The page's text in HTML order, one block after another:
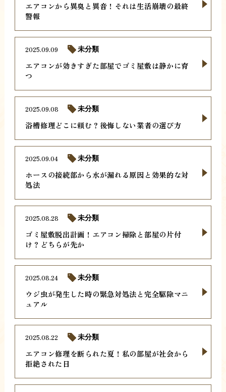
エアコンから異臭と異音！それは生活崩壊の最終
警報
エアコンが効きすぎた部屋でゴミ屋敷は静かに育
つ
2025.09.09 未分類
浴槽修理どこに頼む？後悔しない業者の選び方
2025.09.08 未分類
ホースの接続部から水が漏れる原因と効果的な対
処法
2025.09.04 未分類
ゴミ屋敷脱出計画！エアコン掃除と部屋の片付
け？どちらが先か
2025.08.28 未分類
ウジ虫が発生した時の緊急対処法と完全駆除マニ
ュアル
2025.08.24 未分類
エアコン修理を断られた夏！私の部屋が社会から
拒絶された日
2025.08.22 未分類